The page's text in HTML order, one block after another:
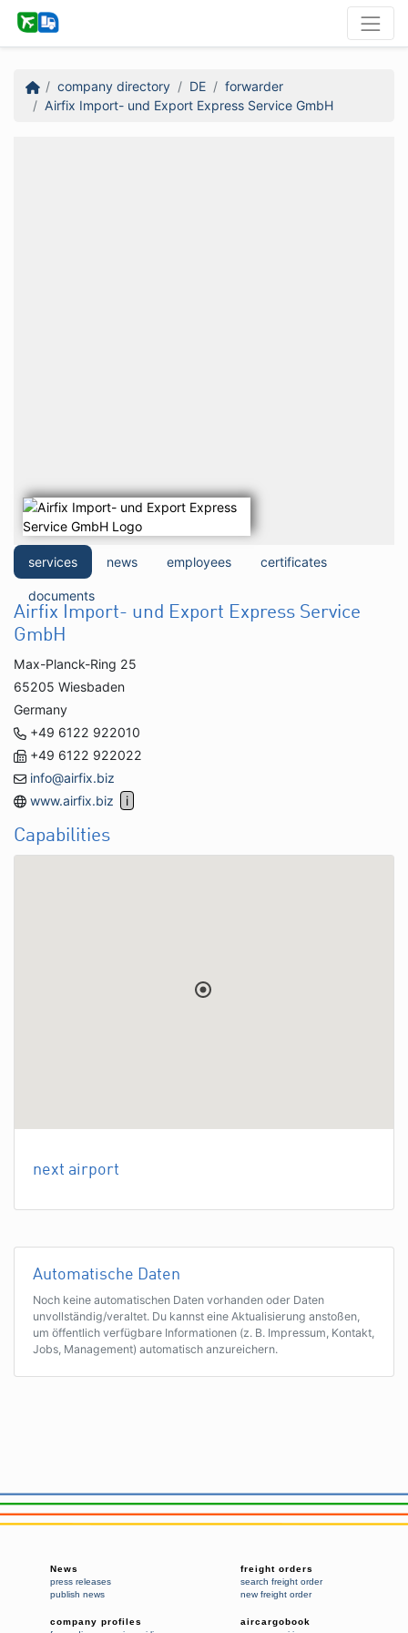
company directory DE
forwarder
Airfix Import- und Export Express Service GmbH
services news employees certificates
documents
Airfix Import- und Export Express Service
GmbH
Max-Planck-Ring 25
65205 Wiesbaden
Germany
+49 6122 922010
+49 6122 922022
info@airfix.biz
www.airfix.biz
Capabilities
next airport
Automatische Daten
Noch keine automatischen Daten vorhanden oder Daten
unvollständig/veraltet. Du kannst eine Aktualisierung anstoßen,
um öffentlich verfügbare Informationen (z. B. Impressum, Kontakt,
Jobs, Management) automatisch anzureichern.
News
press releases
publish news
freight orders
search freight order
new freight order
company profiles
aircargobook